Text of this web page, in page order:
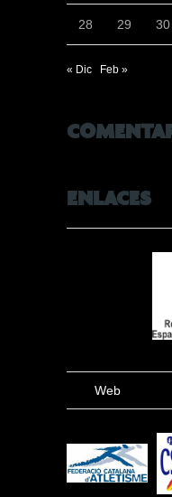
28 29 30
« Dic Feb »
ENLACES
Web